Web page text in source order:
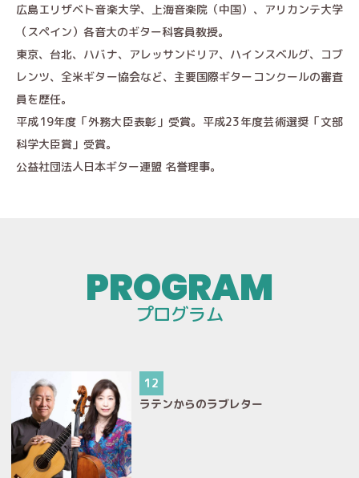
広島エリザベト音楽大学、上海音楽院（中国）、アリカンテ大学
（スペイン）各音大のギター科客員教授。
東京、台北、ハバナ、アレッサンドリア、ハインスベルグ、コブ
レンツ、全米ギター協会など、主要国際ギターコンクールの審査
員を歴任。
平成19年度「外務大臣表彰」受賞。平成23年度芸術選奨「文部
科学大臣賞」受賞。
公益社団法人日本ギター連盟 名誉理事。
プログラム
12
ラテンからのラブレター